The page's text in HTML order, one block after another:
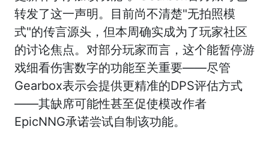
转发了这一声明。目前尚不清楚"无拍照模
式"的传言源头，但本周确实成为了玩家社区
的讨论焦点。对部分玩家而言，这个能暂停游
戏细看伤害数字的功能至关重要——尽管
Gearbox表示会提供更精准的DPS评估方式
——其缺席可能性甚至促使模改作者
EpicNNG承诺尝试自制该功能。